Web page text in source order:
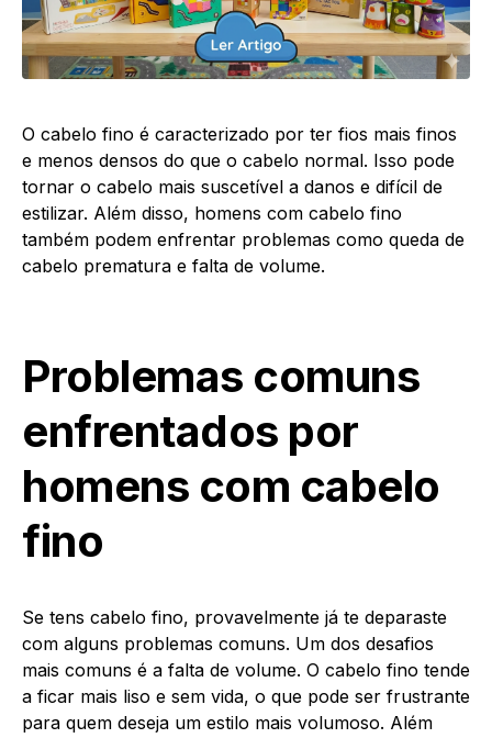
O cabelo fino é caracterizado por ter fios mais finos
e menos densos do que o cabelo normal. Isso pode
tornar o cabelo mais suscetível a danos e difícil de
estilizar. Além disso, homens com cabelo fino
também podem enfrentar problemas como queda de
cabelo prematura e falta de volume.
Problemas comuns
enfrentados por
homens com cabelo
fino
Se tens cabelo fino, provavelmente já te deparaste
com alguns problemas comuns. Um dos desafios
mais comuns é a falta de volume. O cabelo fino tende
a ficar mais liso e sem vida, o que pode ser frustrante
para quem deseja um estilo mais volumoso. Além